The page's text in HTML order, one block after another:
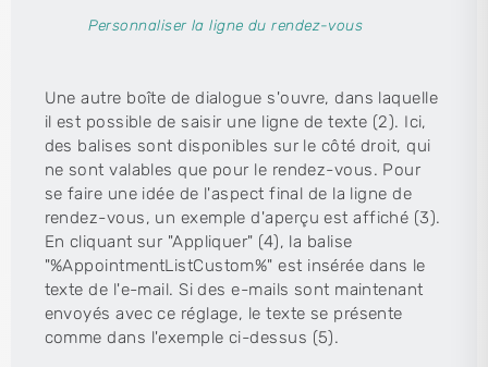
Personnaliser la ligne du rendez-vous
Une autre boîte de dialogue s'ouvre, dans laquelle
il est possible de saisir une ligne de texte (2). Ici,
des balises sont disponibles sur le côté droit, qui
ne sont valables que pour le rendez-vous. Pour
se faire une idée de l'aspect final de la ligne de
rendez-vous, un exemple d'aperçu est affiché (3).
En cliquant sur "Appliquer" (4), la balise
"%AppointmentListCustom%" est insérée dans le
texte de l'e-mail. Si des e-mails sont maintenant
envoyés avec ce réglage, le texte se présente
comme dans l'exemple ci-dessus (5).